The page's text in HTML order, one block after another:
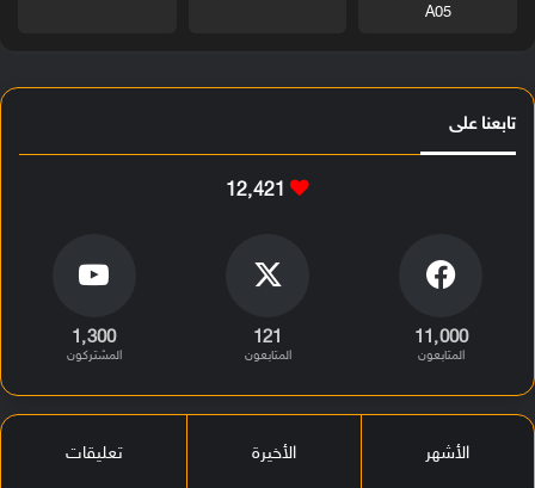
A05
تابعنا على
12٬421
11٬000
المتابعون
121
المتابعون
1٬300
المشتركون
الأشهر الأخيرة تعليقات